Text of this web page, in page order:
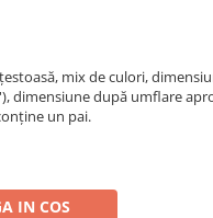
mix de culori,
dimensiune după umflare
un pai.
IN COS